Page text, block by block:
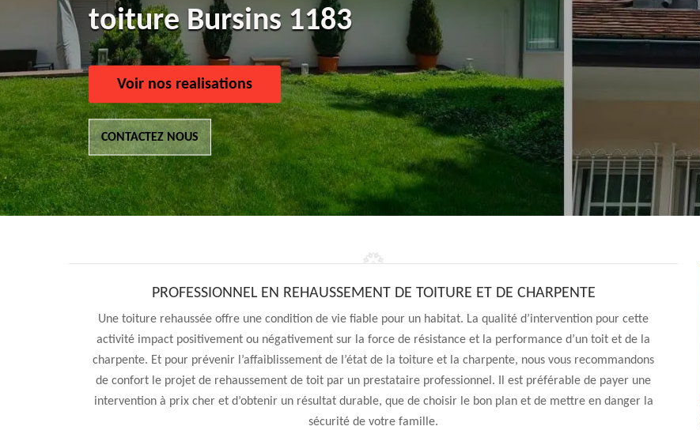
toiture Bursins 1183
Voir nos realisations
CONTACTEZ NOUS
PROFESSIONNEL EN REHAUSSEMENT DE TOITURE ET DE CHARPENTE
Une toiture rehaussée offre une condition de vie fiable pour un habitat. La qualité d’intervention pour cette
activité impact positivement ou négativement sur la force de résistance et la performance d’un toit et de la
charpente. Et pour prévenir l’affaiblissement de l’état de la toiture et la charpente, nous vous recommandons
de confort le projet de rehaussement de toit par un prestataire professionnel. Il est préférable de payer une
intervention à prix cher et d’obtenir un résultat durable, que de choisir le bon plan et de mettre en danger la
sécurité de votre famille.